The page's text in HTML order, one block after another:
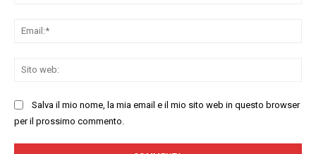
Salva il mio nome, la mia email e il mio sito web in questo browser
per il prossimo commento.